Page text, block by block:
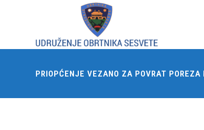
PRIOPĆENJE VEZANO ZA POVRAT POREZA